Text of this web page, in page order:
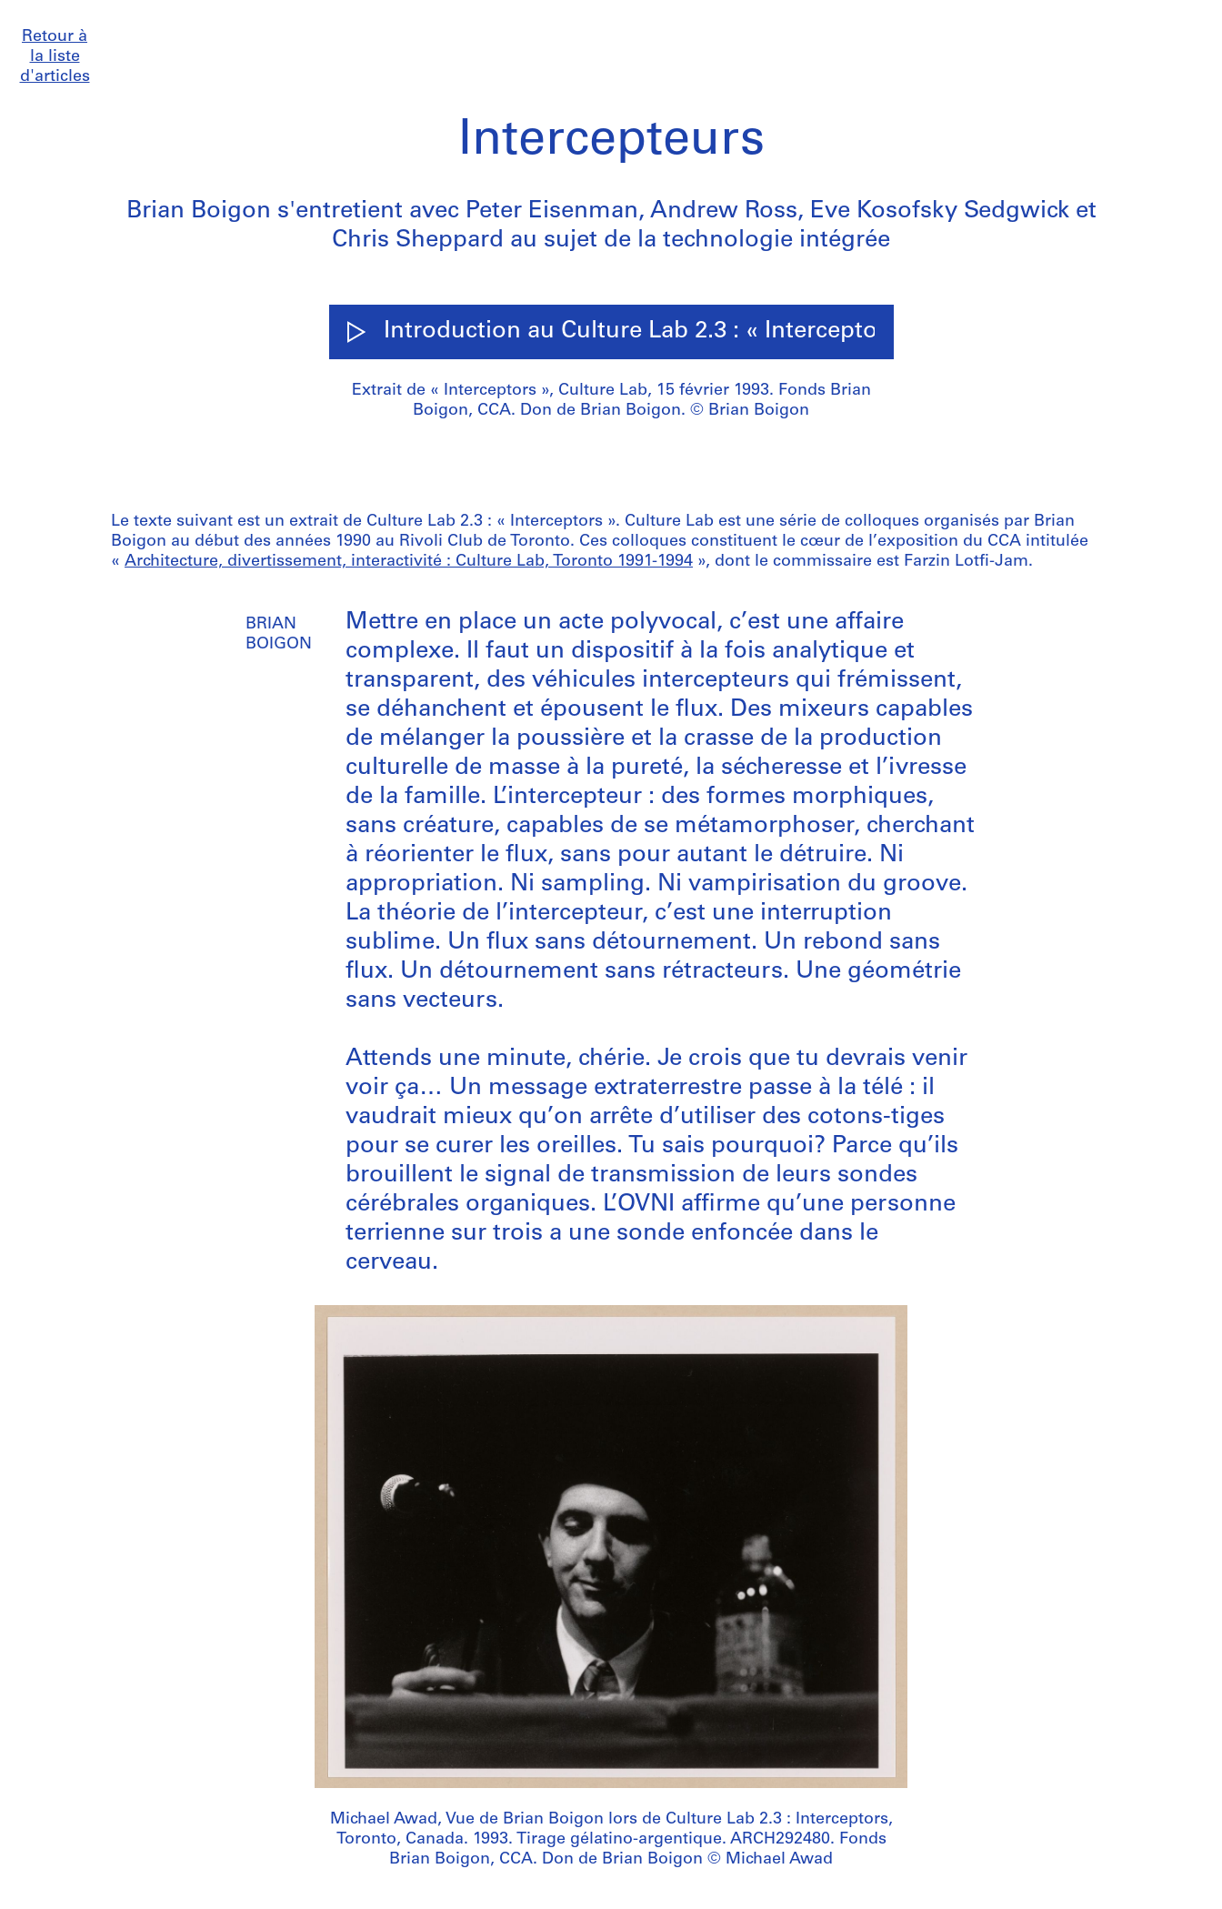
Retour à
la liste
d'articles
Intercepteurs
Brian Boigon s'entretient avec Peter Eisenman, Andrew Ross, Eve Kosofsky Sedgwick et
Chris Sheppard au sujet de la technologie intégrée
Introduction au Culture Lab 2.3 : « Interceptors »
Extrait de « Interceptors », Culture Lab, 15 février 1993. Fonds Brian
Boigon, CCA. Don de Brian Boigon. © Brian Boigon
Le texte suivant est un extrait de Culture Lab 2.3 : « Interceptors ». Culture Lab est une série de colloques organisés par Brian
Boigon au début des années 1990 au Rivoli Club de Toronto. Ces colloques constituent le cœur de l’exposition du CCA intitulée
« Architecture, divertissement, interactivité : Culture Lab, Toronto 1991-1994 », dont le commissaire est Farzin Lotfi-Jam.
BRIAN
BOIGON
Mettre en place un acte polyvocal, c’est une affaire
complexe. Il faut un dispositif à la fois analytique et
transparent, des véhicules intercepteurs qui frémissent,
se déhanchent et épousent le flux. Des mixeurs capables
de mélanger la poussière et la crasse de la production
culturelle de masse à la pureté, la sécheresse et l’ivresse
de la famille. L’intercepteur : des formes morphiques,
sans créature, capables de se métamorphoser, cherchant
à réorienter le flux, sans pour autant le détruire. Ni
appropriation. Ni sampling. Ni vampirisation du groove.
La théorie de l’intercepteur, c’est une interruption
sublime. Un flux sans détournement. Un rebond sans
flux. Un détournement sans rétracteurs. Une géométrie
sans vecteurs.
Attends une minute, chérie. Je crois que tu devrais venir
voir ça… Un message extraterrestre passe à la télé : il
vaudrait mieux qu’on arrête d’utiliser des cotons-tiges
pour se curer les oreilles. Tu sais pourquoi? Parce qu’ils
brouillent le signal de transmission de leurs sondes
cérébrales organiques. L’OVNI affirme qu’une personne
terrienne sur trois a une sonde enfoncée dans le
cerveau.
Michael Awad, Vue de Brian Boigon lors de Culture Lab 2.3 : Interceptors,
Toronto, Canada. 1993. Tirage gélatino-argentique. ARCH292480. Fonds
Brian Boigon, CCA. Don de Brian Boigon © Michael Awad